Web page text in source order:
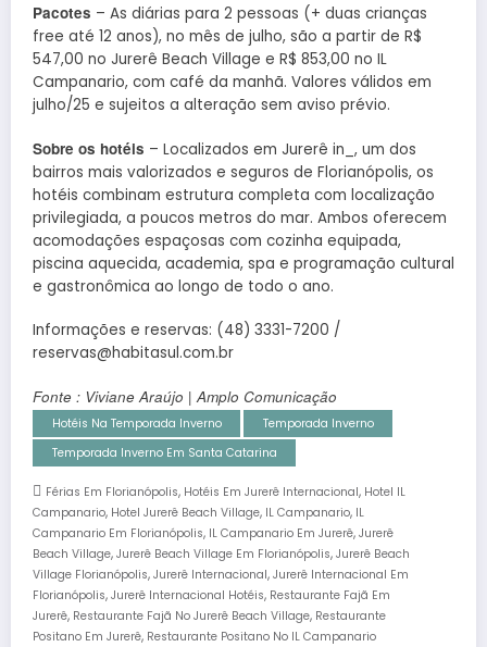
Pacotes – As diárias para 2 pessoas (+ duas crianças
free até 12 anos), no mês de julho, são a partir de R$
547,00 no Jurerê Beach Village e R$ 853,00 no IL
Campanario, com café da manhã. Valores válidos em
julho/25 e sujeitos a alteração sem aviso prévio.
Sobre os hotéis – Localizados em Jurerê in_, um dos
bairros mais valorizados e seguros de Florianópolis, os
hotéis combinam estrutura completa com localização
privilegiada, a poucos metros do mar. Ambos oferecem
acomodações espaçosas com cozinha equipada,
piscina aquecida, academia, spa e programação cultural
e gastronômica ao longo de todo o ano.
Informações e reservas: (48) 3331-7200 /
reservas@habitasul.com.br
Fonte : Viviane Araújo | Amplo Comunicação
Hotéis Na Temporada Inverno
Temporada Inverno
Temporada Inverno Em Santa Catarina
Férias Em Florianópolis, Hotéis Em Jurerê Internacional, Hotel IL
Campanario, Hotel Jurerê Beach Village, IL Campanario, IL
Campanario Em Florianópolis, IL Campanario Em Jurerê, Jurerê
Beach Village, Jurerê Beach Village Em Florianópolis, Jurerê Beach
Village Florianópolis, Jurerê Internacional, Jurerê Internacional Em
Florianópolis, Jurerê Internacional Hotéis, Restaurante Fajã Em
Jurerê, Restaurante Fajã No Jurerê Beach Village, Restaurante
Positano Em Jurerê, Restaurante Positano No IL Campanario